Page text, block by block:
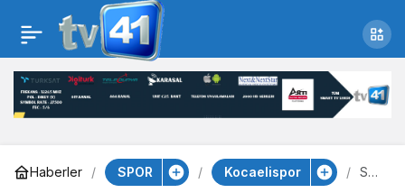
Haberler SPOR Kocaelispor
Sel
Selçuk İnan: “Şu an
transfer yapmak zor
gibi görünüyor”